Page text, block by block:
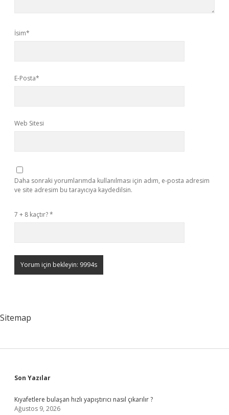
İsim*
E-Posta*
Web Sitesi
Daha sonraki yorumlarımda kullanılması için adım, e-posta adresim
ve site adresim bu tarayıcıya kaydedilsin.
7 + 8 kaçtır?*
Sitemap
Sidebar
Son Yazılar
Kıyafetlere bulaşan hızlı yapıştırıcı nasıl çıkarılır ?
Ağustos 9, 2026